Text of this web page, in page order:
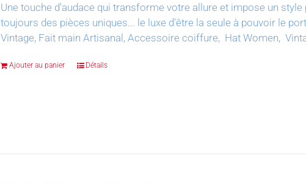
Une touche d'audace qui transforme votre allure et impose un style
toujours des pièces uniques... le luxe d'être la seule à pouvoir le
Vintage, Fait main Artisanal, Accessoire coiffure, Hat Women,
Ajouter au panier Détails